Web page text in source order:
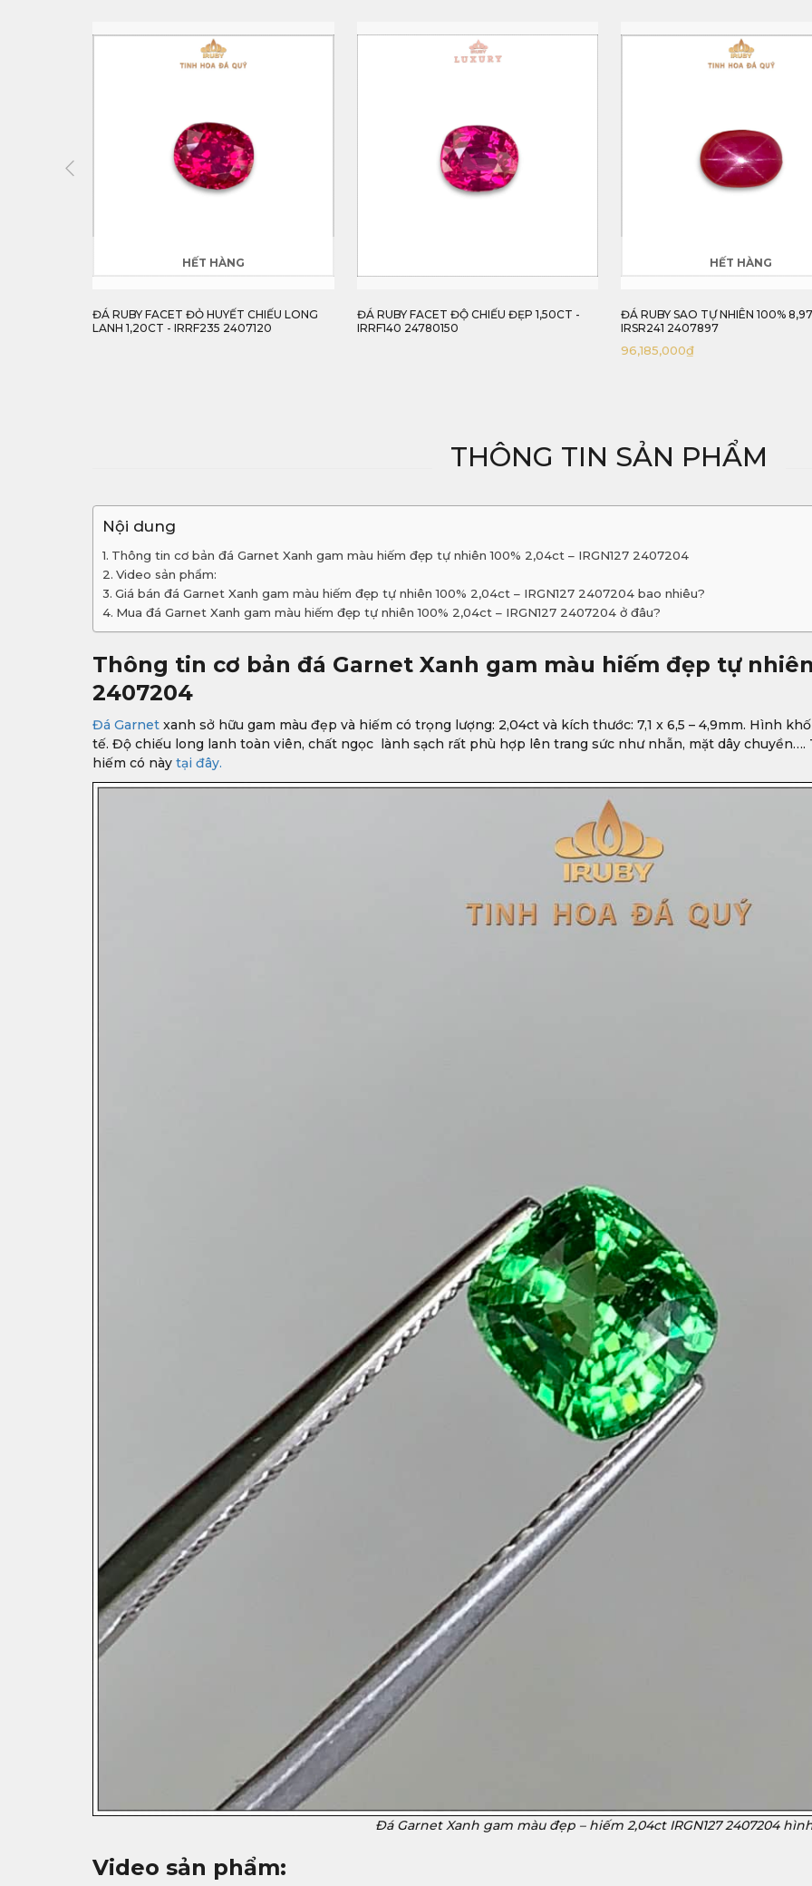
ĐÁ RUBY FACET ĐỘ CHIẾU ĐẸP 1,50CT -
IRRF140 24780150
ĐÁ RUBY SAO TỰ NHIÊN 100% 8,97CT -
IRSR241 2407897
ĐÁ RUBY SAO TỰ NHIÊN 100%
IRSR242 2407700
76,000,000₫
THÔNG TIN SẢN PHẨM
Nội dung
Thông tin cơ bản đá Garnet Xanh gam màu hiếm đẹp tự nhiên 100% 2,04ct – IRGN127 2407204
Video sản phẩm:
Giá bán đá Garnet Xanh gam màu hiếm đẹp tự nhiên 100% 2,04ct – IRGN127 2407204 bao nhiêu?
Mua đá Garnet Xanh gam màu hiếm đẹp tự nhiên 100% 2,04ct – IRGN127 2407204 ở đâu?
Thông tin cơ bản đá Garnet Xanh gam màu hiếm đẹp tự nhiên
2407204
Đá Garnet xanh sở hữu gam màu đẹp và hiếm có trọng lượng: 2,04ct và kích thước: 7,1 x 6,5 – 4,9mm. Hình
tế. Độ chiếu long lanh toàn viên, chất ngọc lành sạch rất phù hợp lên trang sức như nhẫn, mặt dây
hiếm có này tại đây.
Đá Garnet Xanh gam màu đẹp – hiếm 2,04ct IRGN127 2407204
Video sản phẩm: